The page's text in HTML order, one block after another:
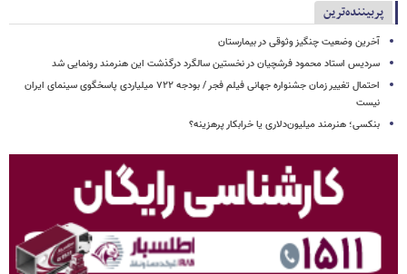
پربیننده‌ترین
آخرین وضعیت چنگیز وثوقی در بیمارستان
سردیس استاد محمود فرشچیان در نخستین سالگرد درگذشت این هنرمند رونمایی شد
احتمال تغییر زمان جشنواره جهانی فیلم فجر / بودجه ۷۲۲ میلیاردی پاسخگوی سینمای ایران
نیست
بنکسی؛ هنرمند میلیون‌دلاری یا خرابکار پرهزینه؟